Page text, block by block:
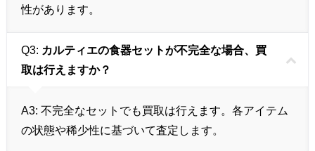
性があります。
Q3: カルティエの食器セットが不完全な場合、買
取は行えますか？
A3: 不完全なセットでも買取は行えます。各アイテム
の状態や稀少性に基づいて査定します。